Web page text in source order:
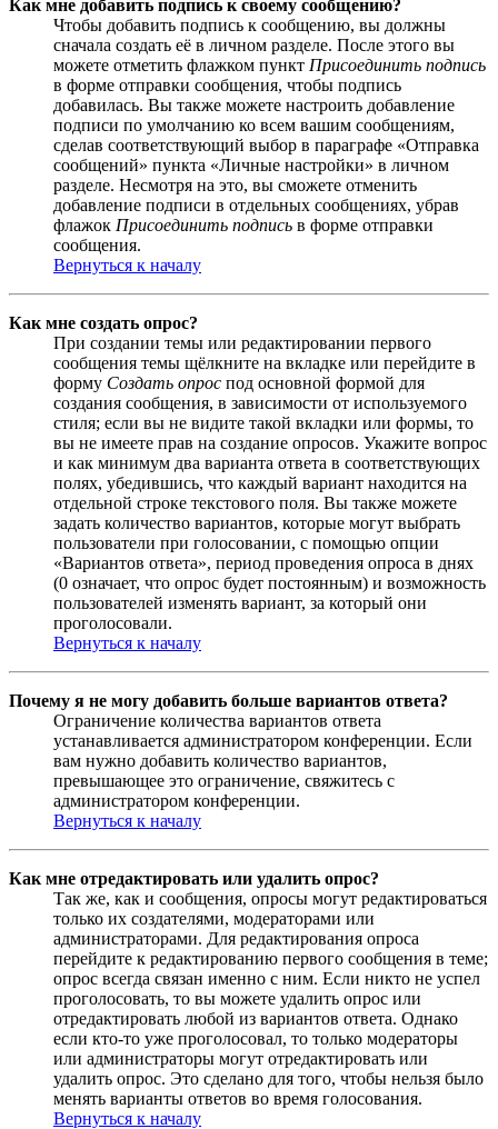
Как мне добавить подпись к своему сообщению?
Чтобы добавить подпись к сообщению, вы должны
сначала создать её в личном разделе. После этого вы
можете отметить флажком пункт Присоединить подпись
в форме отправки сообщения, чтобы подпись
добавилась. Вы также можете настроить добавление
подписи по умолчанию ко всем вашим сообщениям,
сделав соответствующий выбор в параграфе «Отправка
сообщений» пункта «Личные настройки» в личном
разделе. Несмотря на это, вы сможете отменить
добавление подписи в отдельных сообщениях, убрав
флажок Присоединить подпись в форме отправки
сообщения.
Вернуться к началу
Как мне создать опрос?
При создании темы или редактировании первого
сообщения темы щёлкните на вкладке или перейдите в
форму Создать опрос под основной формой для
создания сообщения, в зависимости от используемого
стиля; если вы не видите такой вкладки или формы, то
вы не имеете прав на создание опросов. Укажите вопрос
и как минимум два варианта ответа в соответствующих
полях, убедившись, что каждый вариант находится на
отдельной строке текстового поля. Вы также можете
задать количество вариантов, которые могут выбрать
пользователи при голосовании, с помощью опции
«Вариантов ответа», период проведения опроса в днях
(0 означает, что опрос будет постоянным) и возможность
пользователей изменять вариант, за который они
проголосовали.
Вернуться к началу
Почему я не могу добавить больше вариантов ответа?
Ограничение количества вариантов ответа
устанавливается администратором конференции. Если
вам нужно добавить количество вариантов,
превышающее это ограничение, свяжитесь с
администратором конференции.
Вернуться к началу
Как мне отредактировать или удалить опрос?
Так же, как и сообщения, опросы могут редактироваться
только их создателями, модераторами или
администраторами. Для редактирования опроса
перейдите к редактированию первого сообщения в теме;
опрос всегда связан именно с ним. Если никто не успел
проголосовать, то вы можете удалить опрос или
отредактировать любой из вариантов ответа. Однако
если кто-то уже проголосовал, то только модераторы
или администраторы могут отредактировать или
удалить опрос. Это сделано для того, чтобы нельзя было
менять варианты ответов во время голосования.
Вернуться к началу